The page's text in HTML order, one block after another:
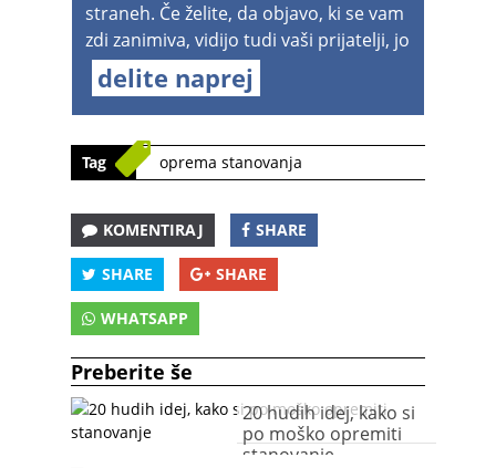
straneh. Če želite, da objavo, ki se vam
zdi zanimiva, vidijo tudi vaši prijatelji, jo
delite naprej
Tag oprema stanovanja
KOMENTIRAJ SHARE
SHARE SHARE
WHATSAPP
Preberite še
20 hudih idej, kako si
po moško opremiti
stanovanje